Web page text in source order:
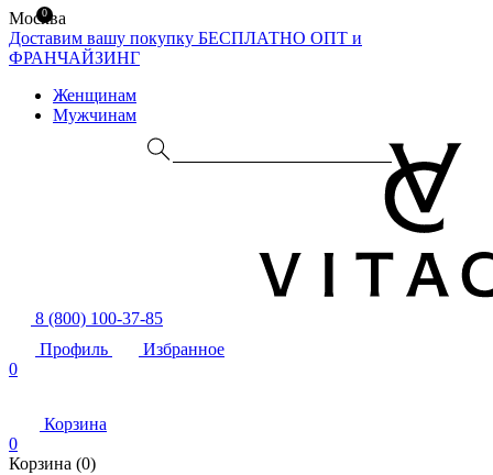
Москва
Доставим вашу покупку БЕСПЛАТНО ОПТ и
ФРАНЧАЙЗИНГ
Женщинам
Мужчинам
8 (800) 100-37-85
Профиль
Избранное
0
Корзина
0
Корзина (0)
0